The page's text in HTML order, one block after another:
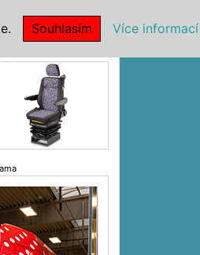
Souhlasím Více informací